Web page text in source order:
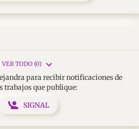
VER TODO (0)
para recibir notificaciones de
trabajos que publique:
SIGNAL